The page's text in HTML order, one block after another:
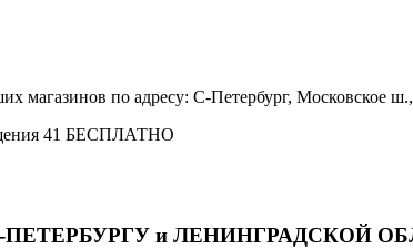
магазинов по адресу: С-Петербург, Московское
41 БЕСПЛАТНО
и ЛЕНИНГРАДСКОЙ